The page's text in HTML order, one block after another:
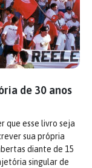
de 30 anos
que esse livro seja
sua própria
diante de 15
singular de